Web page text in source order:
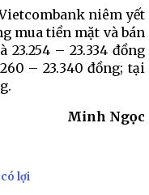
niêm yết
mua tiền mặt và bán
– 23.334 đồng
– 23.340 đồng; tại
Minh Ngọc
lợi